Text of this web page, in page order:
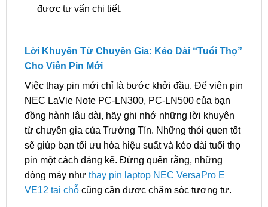
được tư vấn chi tiết.
Lời Khuyên Từ Chuyên Gia: Kéo Dài “Tuổi Thọ”
Cho Viên Pin Mới
Việc thay pin mới chỉ là bước khởi đầu. Để viên pin
NEC LaVie Note PC-LN300, PC-LN500 của bạn
đồng hành lâu dài, hãy ghi nhớ những lời khuyên
từ chuyên gia của Trường Tín. Những thói quen tốt
sẽ giúp bạn tối ưu hóa hiệu suất và kéo dài tuổi thọ
pin một cách đáng kể. Đừng quên rằng, những
dòng máy như thay pin laptop NEC VersaPro E
VE12 tại chỗcũng cần được chăm sóc tương tự.